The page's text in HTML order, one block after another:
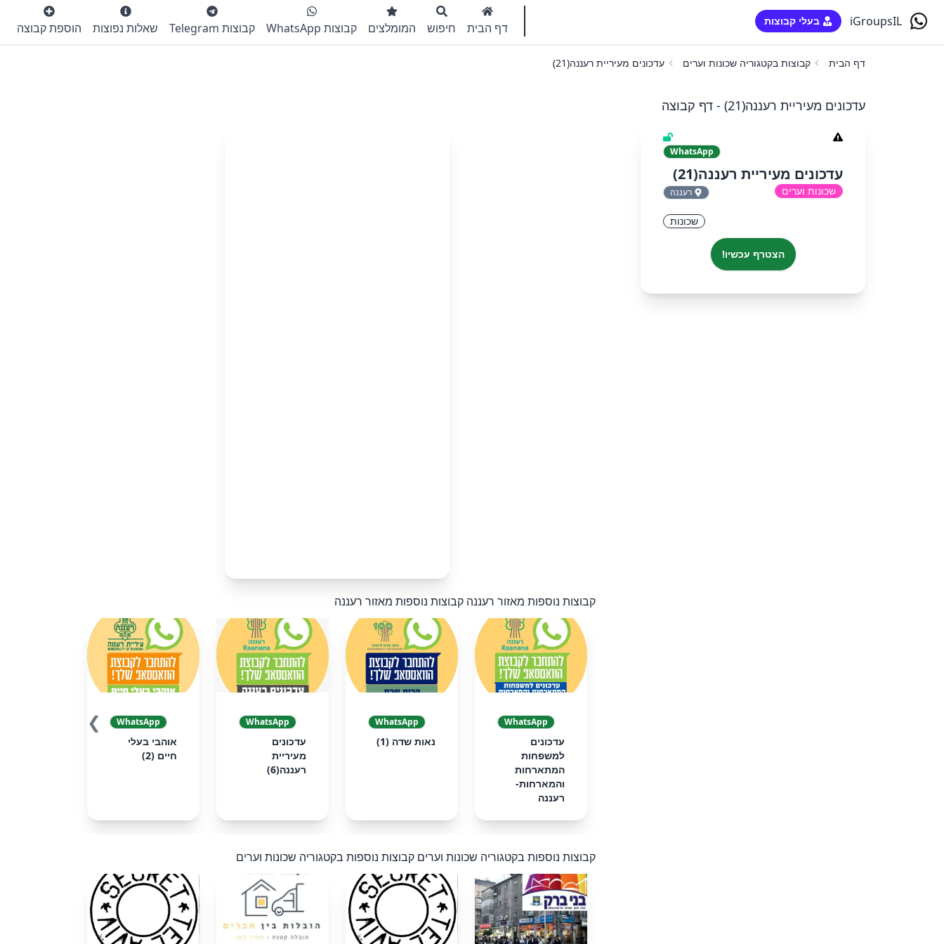
iGroupsIL בעלי קבוצות דף הבית חיפוש המומלצים קבוצות WhatsApp קבוצות Telegram שאלות נפוצות הוספת קבוצה
דף הבית קבוצות בקטגוריה שכונות וערים עדכונים מעיריית רעננה(21)
עדכונים מעיריית רעננה(21) - דף קבוצה
WhatsApp
עדכונים מעיריית רעננה(21)
שכונות וערים רעננה
שכונות
הצטרף עכשיו!
קבוצות נוספות מאזור רעננה קבוצות נוספות מאזור רעננה
WhatsApp
עדכונים
למשפחות
המתארחות
והמארחות-
רעננה
WhatsApp
נאות שדה (1)
WhatsApp
עדכונים
מעיריית
רעננה(6)
WhatsApp
אוהבי בעלי
חיים (2)
❯
קבוצות נוספות בקטגוריה שכונות וערים קבוצות נוספות בקטגוריה שכונות וערים